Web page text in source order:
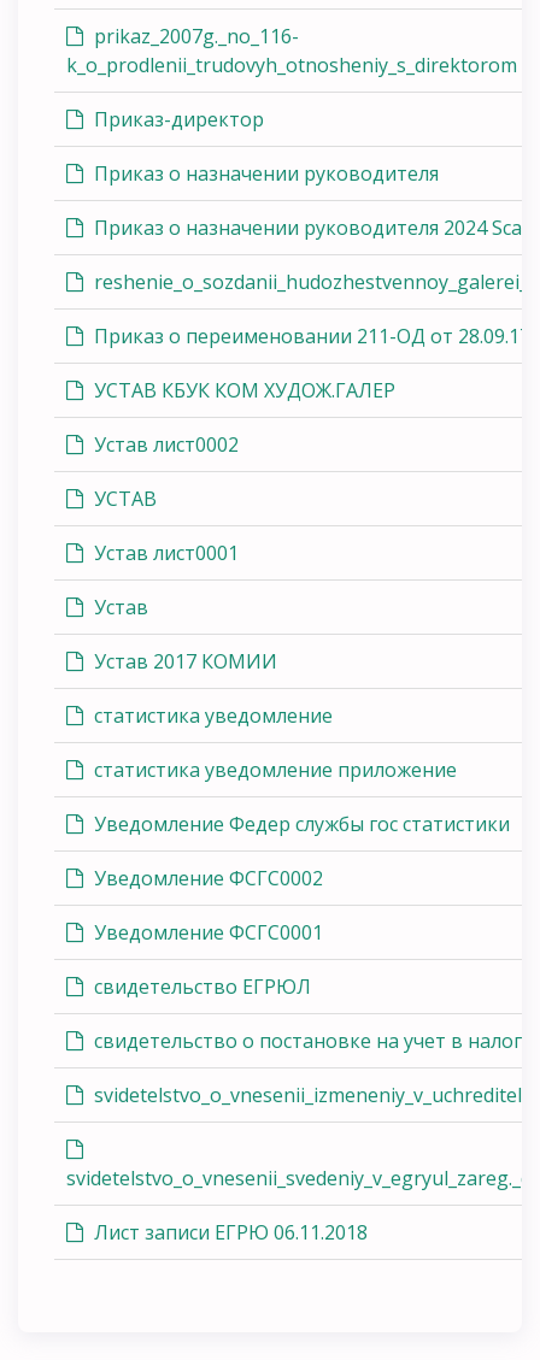
prikaz_2007g._no_116-
k_o_prodlenii_trudovyh_otnosheniy_s_direktorom
Приказ-директор
Приказ о назначении руководителя
Приказ о назначении руководителя 2024 Scan
Приказ о переименовании 211-ОД от 28.09.17
УСТАВ КБУК КОМ ХУДОЖ.ГАЛЕР
Устав лист0002
УСТАВ
Устав лист0001
Устав
Устав 2017 КОМИИ
статистика уведомление
статистика уведомление приложение
Уведомление Федер службы гос статистики
Уведомление ФСГС0002
Уведомление ФСГС0001
свидетельство ЕГРЮЛ
свидетельство о постановке на учет в
Лист записи ЕГРЮ 06.11.2018